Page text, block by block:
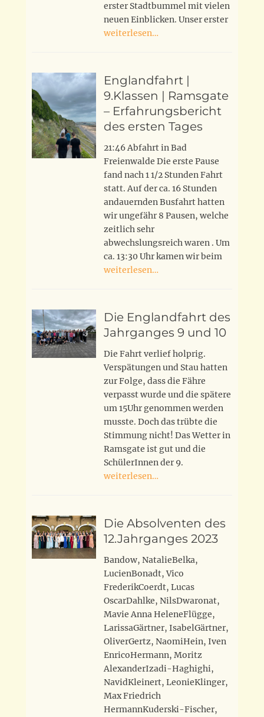
erster Stadtbummel mit vielen
neuen Einblicken. Unser erster
weiterlesen…
Englandfahrt |
9.Klassen | Ramsgate
– Erfahrungsbericht
des ersten Tages
21:46 Abfahrt in Bad
Freienwalde Die erste Pause
fand nach 1 1/2 Stunden Fahrt
statt. Auf der ca. 16 Stunden
andauernden Busfahrt hatten
wir ungefähr 8 Pausen, welche
zeitlich sehr
abwechslungsreich waren . Um
ca. 13:30 Uhr kamen wir beim
weiterlesen…
Die Englandfahrt des
Jahrganges 9 und 10
Die Fahrt verlief holprig.
Verspätungen und Stau hatten
zur Folge, dass die Fähre
verpasst wurde und die spätere
um 15Uhr genommen werden
musste. Doch das trübte die
Stimmung nicht! Das Wetter in
Ramsgate ist gut und die
SchülerInnen der 9.
weiterlesen…
Die Absolventen des
12.Jahrganges 2023
Bandow, NatalieBelka,
LucienBonadt, Vico
FrederikCoerdt, Lucas
OscarDahlke, NilsDwaronat,
Mavie Anna HeleneFlügge,
LarissaGärtner, IsabelGärtner,
OliverGertz, NaomiHein, Iven
EnricoHermann, Moritz
AlexanderIzadi-Haghighi,
NavidKleinert, LeonieKlinger,
Max Friedrich
HermannKuderski-Fischer,